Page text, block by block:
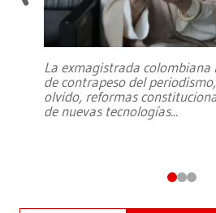
La exmagistrada colombiana
de contrapeso del
olvido, reformas
de nuevas tecnologías...